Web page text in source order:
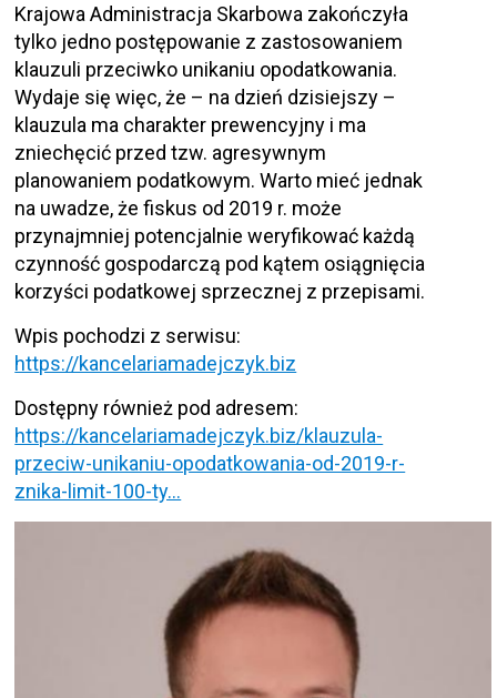
Krajowa Administracja Skarbowa zakończyła
tylko jedno postępowanie z zastosowaniem
klauzuli przeciwko unikaniu opodatkowania.
Wydaje się więc, że – na dzień dzisiejszy –
klauzula ma charakter prewencyjny i ma
zniechęcić przed tzw. agresywnym
planowaniem podatkowym. Warto mieć jednak
na uwadze, że fiskus od 2019 r. może
przynajmniej potencjalnie weryfikować każdą
czynność gospodarczą pod kątem osiągnięcia
korzyści podatkowej sprzecznej z przepisami.
Wpis pochodzi z serwisu:
https://kancelariamadejczyk.biz
Dostępny również pod adresem:
https://kancelariamadejczyk.biz/klauzula-
przeciw-unikaniu-opodatkowania-od-2019-r-
znika-limit-100-ty…